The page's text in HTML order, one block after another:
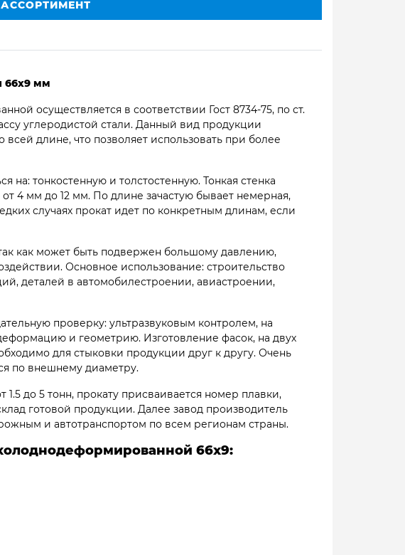
АССОРТИМЕНТ
66х9 мм
осуществляется в соответствии Гост 8734-75, по ст.
углеродистой стали. Данный вид продукции
всей длине, что позволяет использовать при более
тонкостенную и толстостенную. Тонкая стенка
4 мм до 12 мм. По длине зачастую бывает немерная,
случаях прокат идет по конкретным длинам, если
как может быть подвержен большому давлению,
Основное использование: строительство
деталей в автомобилестроении, авиастроении,
проверку: ультразвуковым контролем, на
и геометрию. Изготовление фасок, на двух
для стыковки продукции друг к другу. Очень
по внешнему диаметру.
до 5 тонн, прокату присваивается номер плавки,
готовой продукции. Далее завод производитель
и автотранспортом по всем регионам страны.
66х9: